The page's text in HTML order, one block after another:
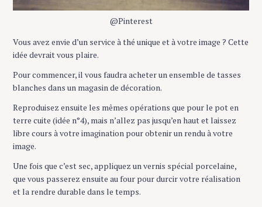
@Pinterest
Vous avez envie d’un service à thé unique et à votre image ? Cette
idée devrait vous plaire.
Pour commencer, il vous faudra acheter un ensemble de tasses
blanches dans un magasin de décoration.
Reproduisez ensuite les mêmes opérations que pour le pot en
terre cuite (idée n°4), mais n’allez pas jusqu’en haut et laissez
libre cours à votre imagination pour obtenir un rendu à votre
image.
Une fois que c’est sec, appliquez un vernis spécial porcelaine,
que vous passerez ensuite au four pour durcir votre réalisation
et la rendre durable dans le temps.